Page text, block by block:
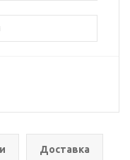
Доставка